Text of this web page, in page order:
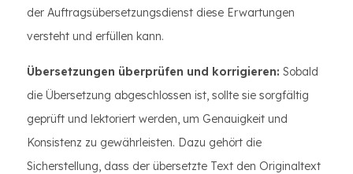
der Auftragsübersetzungsdienst diese Erwartungen
versteht und erfüllen kann.
Übersetzungen überprüfen und korrigieren: Sobald
die Übersetzung abgeschlossen ist, sollte sie sorgfältig
geprüft und lektoriert werden, um Genauigkeit und
Konsistenz zu gewährleisten. Dazu gehört die
Sicherstellung, dass der übersetzte Text den Originaltext